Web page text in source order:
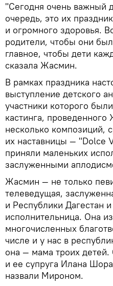
"Сегодня очень важный
очередь, это их
и огромного здоровья.
родители, чтобы они
главное, чтобы дети
сказала Жасмин.
В рамках праздника
выступление детского
участники которого
кастинга,
несколько композиций,
их наставницы — "Dolce
приняли маленьких
заслуженными
Жасмин — не только
телеведущая,
и Республики Дагестан
исполнительница. Она
многочисленных
числе и у нас в
она — мама троих
и ее супруга Илана
назвали Мироном.